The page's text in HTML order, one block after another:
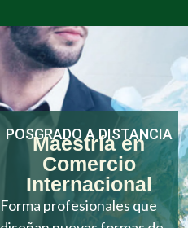
POSGRADO A DISTANCIA
Maestría en
Comercio
Internacional
Forma profesionales que